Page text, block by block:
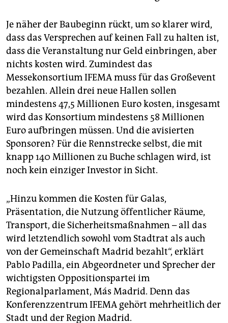
Je näher der Baubeginn rückt, um so klarer wird,
dass das Versprechen auf keinen Fall zu halten ist,
dass die Veranstaltung nur Geld einbringen, aber
nichts kosten wird. Zumindest das
Messekonsortium IFEMA muss für das Großevent
bezahlen. Allein drei neue Hallen sollen
mindestens 47,5 Millionen Euro kosten, insgesamt
wird das Konsortium mindestens 58 Millionen
Euro aufbringen müssen. Und die avisierten
Sponsoren? Für die Rennstrecke selbst, die mit
knapp 140 Millionen zu Buche schlagen wird, ist
noch kein einziger Investor in Sicht.
„Hinzu kommen die Kosten für Galas,
Präsentation, die Nutzung öffentlicher Räume,
Transport, die Sicherheitsmaßnahmen – all das
wird letztendlich sowohl vom Stadtrat als auch
von der Gemeinschaft Madrid bezahlt“, erklärt
Pablo Padilla, ein Abgeordneter und Sprecher der
wichtigsten Oppositionspartei im
Regionalparlament, Más Madrid. Denn das
Konferenzzentrum IFEMA gehört mehrheitlich der
Stadt und der Region Madrid.